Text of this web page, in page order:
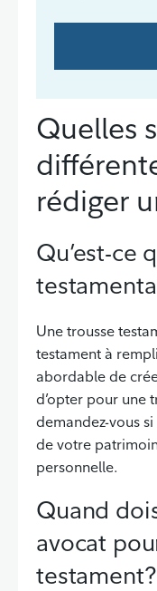
Quelles
rédiger
Qu’est-ce
Une trousse
testament à
abordable de
d’opter pour une
demandez-vous
de votre
personnelle.
Quand
avocat
testament?